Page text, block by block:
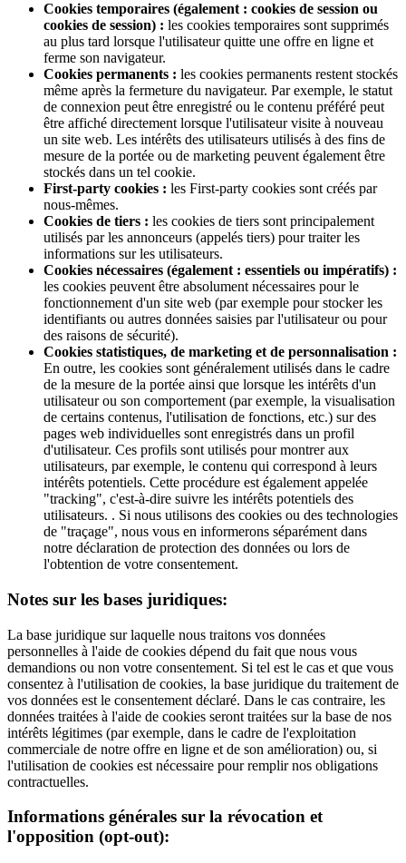
Cookies temporaires (également : cookies de session ou
cookies de session) : les cookies temporaires sont supprimés
au plus tard lorsque l'utilisateur quitte une offre en ligne et
ferme son navigateur.
Cookies permanents : les cookies permanents restent stockés
même après la fermeture du navigateur. Par exemple, le statut
de connexion peut être enregistré ou le contenu préféré peut
être affiché directement lorsque l'utilisateur visite à nouveau
un site web. Les intérêts des utilisateurs utilisés à des fins de
mesure de la portée ou de marketing peuvent également être
stockés dans un tel cookie.
First-party cookies : les First-party cookies sont créés par
nous-mêmes.
Cookies de tiers : les cookies de tiers sont principalement
utilisés par les annonceurs (appelés tiers) pour traiter les
informations sur les utilisateurs.
Cookies nécessaires (également : essentiels ou impératifs) :
les cookies peuvent être absolument nécessaires pour le
fonctionnement d'un site web (par exemple pour stocker les
identifiants ou autres données saisies par l'utilisateur ou pour
des raisons de sécurité).
Cookies statistiques, de marketing et de personnalisation :
En outre, les cookies sont généralement utilisés dans le cadre
de la mesure de la portée ainsi que lorsque les intérêts d'un
utilisateur ou son comportement (par exemple, la visualisation
de certains contenus, l'utilisation de fonctions, etc.) sur des
pages web individuelles sont enregistrés dans un profil
d'utilisateur. Ces profils sont utilisés pour montrer aux
utilisateurs, par exemple, le contenu qui correspond à leurs
intérêts potentiels. Cette procédure est également appelée
"tracking", c'est-à-dire suivre les intérêts potentiels des
utilisateurs. . Si nous utilisons des cookies ou des technologies
de "traçage", nous vous en informerons séparément dans
notre déclaration de protection des données ou lors de
l'obtention de votre consentement.
Notes sur les bases juridiques:
La base juridique sur laquelle nous traitons vos données
personnelles à l'aide de cookies dépend du fait que nous vous
demandions ou non votre consentement. Si tel est le cas et que vous
consentez à l'utilisation de cookies, la base juridique du traitement de
vos données est le consentement déclaré. Dans le cas contraire, les
données traitées à l'aide de cookies seront traitées sur la base de nos
intérêts légitimes (par exemple, dans le cadre de l'exploitation
commerciale de notre offre en ligne et de son amélioration) ou, si
l'utilisation de cookies est nécessaire pour remplir nos obligations
contractuelles.
Informations générales sur la révocation et
l'opposition (opt-out):